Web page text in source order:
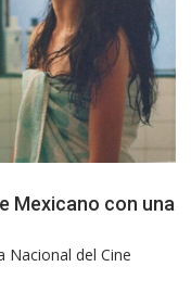
Mexicano con una
Nacional del Cine